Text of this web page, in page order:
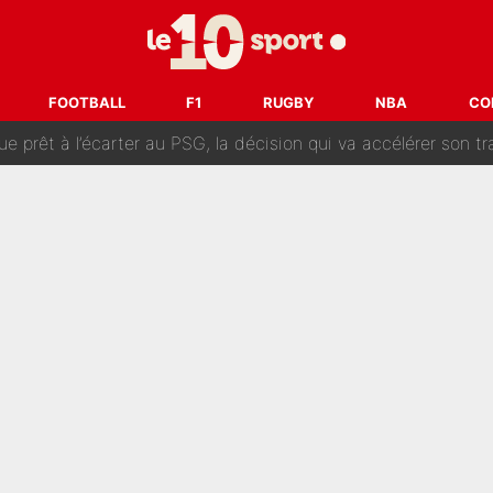
FOOTBALL F1 RUGBY NBA
officialisent enfin leur couple : La photo qui enflamme
Gianni Infantino ? «Il serait un mauvais président», le patron
prêt à l’écarter au PSG, la décision qui va accélérer son